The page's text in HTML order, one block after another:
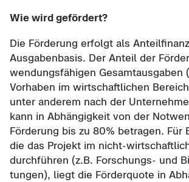
Wie wird ge­för­dert?
Die För­de­rung er­folgt als
Aus­ga­ben­ba­sis. Der An­teil der
wen­dungs­fä­hi­gen Ge­samt­aus­ga­ben
Vor­ha­ben im wirt­schaft­li­chen
unter an­de­rem nach der
kann in Ab­hän­gig­keit von der
För­de­rung bis zu 80% be­tra­gen. Für
die das Pro­jekt im nicht-​
durch­füh­ren (z.B. Forschungs-​ und
tun­gen), liegt die För­der­quo­te in